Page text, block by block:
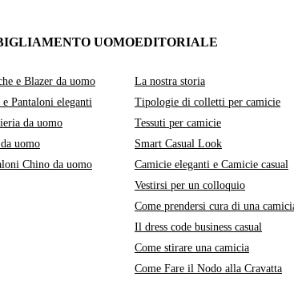
UOMO
e Blazer da uomo
Pantaloni eleganti
da uomo
uomo
Chino da uomo
EDITORIALE
La nostra storia
Tipologie di colletti per camicie
Tessuti per camicie
Smart Casual Look
Camicie eleganti e Camicie casual
Vestirsi per un colloquio
Come prendersi cura di una
Il dress code business casual
Come stirare una camicia
Come Fare il Nodo alla Cravatta